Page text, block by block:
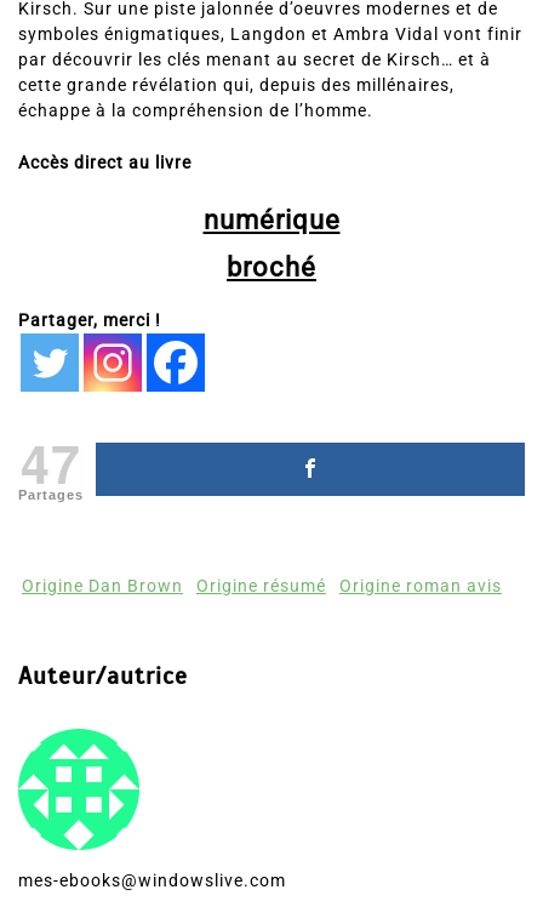
Kirsch. Sur une piste jalonnée d’oeuvres modernes et de
symboles énigmatiques, Langdon et Ambra Vidal vont finir
par découvrir les clés menant au secret de Kirsch… et à
cette grande révélation qui, depuis des millénaires,
échappe à la compréhension de l’homme.
Accès direct au livre
numérique
broché
Partager, merci !
47
Partages
Origine Dan Brown Origine résumé Origine roman avis
Auteur/autrice
mes-ebooks@windowslive.com